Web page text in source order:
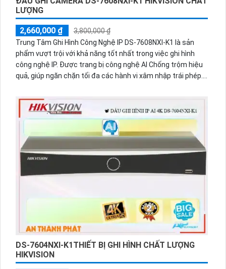
LƯỢNG
2,660,000 ₫
3,800,000 ₫
Trung Tâm Ghi Hình Công Nghệ IP DS-7608NXI-K1 là sản
phẩm vượt trội với khả năng tốt nhất trong việc ghi hình
công nghệ IP. Được trang bị công nghệ AI Chống trộm hiệu
quả, giúp ngăn chặn tối đa các hành vi xâm nhập trái phép.
và dễ dàng thông qua ứng dụng di động. Với hỗ trợ
H.265+/H.265/H.264+/H.264, hình ảnh được nén hiệu quả,
giúp tiết kiệm băng thông và lưu trữ. Sản phẩm cũng hỗ trợ
giám sát ban đêm với khả năng ghi hình đáng tin cậy. Ngoài
ra, DS-7608NXI-K1 có khả năng chống thấm nước và bụi,
giúp kéo dài tuổi thọ của sản phẩm.
DS-7604NXI-K1THIẾT BỊ GHI HÌNH CHẤT LƯỢNG
HIKVISION